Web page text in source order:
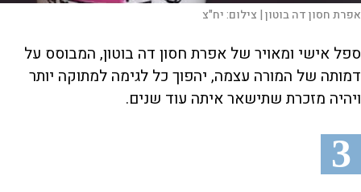
אפרת חסון דה בוטון | צילום:יח"צ
ספל אישי ומאויר של אפרת חסון דה בוטון, המבוסס על
דמותה של המורה עצמה, יהפוך כל לגימה למתוקה יותר
ויהיה מזכרת שתישאר איתה עוד שנים.
3